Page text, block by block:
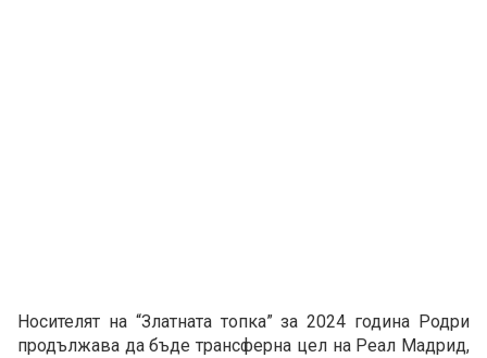
Носителят на “Златната топка” за 2024 година Родри
продължава да бъде трансферна цел на Реал Мадрид,